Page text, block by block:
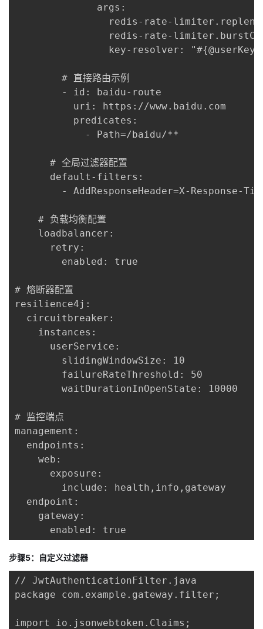
              args:
redis-rate-
redis-rate-
key-resolver:
        # 直接路由示例
        - id: baidu-route
          uri: https://www.baidu.com
          predicates:
            - Path=/baidu/**
      # 全局过滤器配置
      default-filters:
- AddResponseHeader=X-Response-
    # 负载均衡配置
    loadbalancer:
      retry:
        enabled: true
# 熔断器配置
resilience4j:
  circuitbreaker:
    instances:
      userService:
        slidingWindowSize: 10
        failureRateThreshold: 50
        waitDurationInOpenState: 10000
# 监控端点
management:
  endpoints:
    web:
      exposure:
        include: health,info,gateway
  endpoint:
    gateway:
      enabled: true
步骤5：自定义过滤器
// JwtAuthenticationFilter.java
package com.example.gateway.filter;
import io.jsonwebtoken.Claims;